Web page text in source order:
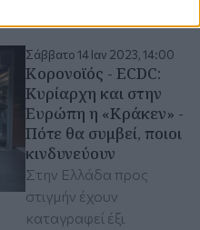
Σάββατο 14 Ιαν 2023, 14:00
Κορονοϊός - ECDC:
Κυρίαρχη και στην
Ευρώπη η «Κράκεν» -
Πότε θα συμβεί, ποιοι
κινδυνεύουν
Στην Ελλάδα προς
στιγμήν έχουν
καταγραφεί έξι